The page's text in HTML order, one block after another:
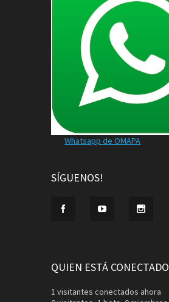
Whatsapp de OMAPA
SÍGUENOS!
QUIEN ESTÁ CONECTADO
1 visitantes conectados ahora